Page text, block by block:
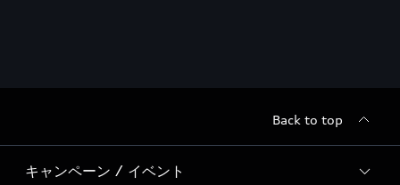
Back to top
キャンペーン / イベント